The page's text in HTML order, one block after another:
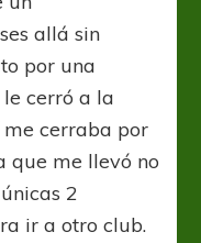
allá sin
por una
cerró a la
cerraba por
que me llevó no
2
ir a otro club.